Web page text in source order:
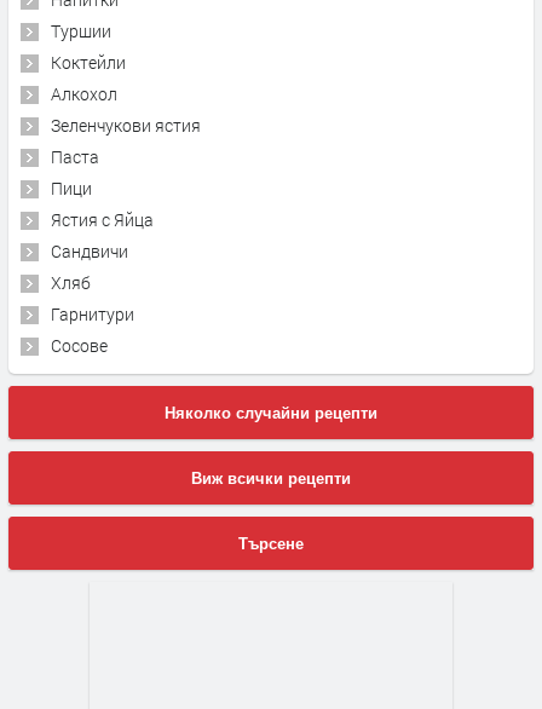
Туршии
Коктейли
Алкохол
Зеленчукови ястия
Паста
Пици
Ястия с Яйца
Сандвичи
Хляб
Гарнитури
Сосове
Няколко случайни рецепти
Виж всички рецепти
Търсене